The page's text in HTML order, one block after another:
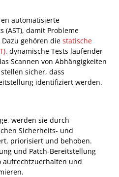
automatisierte
(AST), damit Probleme
gehören die statische
, dynamische Tests laufender
Scannen von Abhängigkeiten
sicher, dass
identifiziert werden.
werden sie durch
Sicherheits- und
priorisiert und behoben.
und Patch-Bereitstellung
aufrechtzuerhalten und